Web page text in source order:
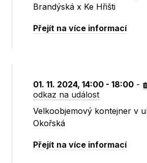
Brandýská x Ke Hřišti
Přejít na více informací
01. 11. 2024, 14:00 - 18:00 -
odkaz na událost
Velkoobjemový kontejner v
Okořská
Přejít na více informací